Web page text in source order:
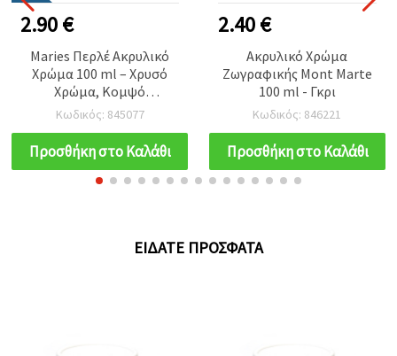
2.90 €
Maries Περλέ Ακρυλικό
Χρώμα 100 ml – Χρυσό
Χρώμα, Κομψό
Μεταλλικό Φινίρισμα για
Διακοσμητική Τέχνη,
Χειροτεχνίες &
Δημιουργικές DIY
Κατασκευές
Κωδικός: 845077
Προσθήκη στο Καλάθι
2.40 €
Ακρυλικό Χρώμα
Ζωγραφικής Mont Marte
100 ml - Γκρι
Κωδικός: 846221
Προσθήκη στο Καλάθι
ΕΊΔΑΤΕ ΠΡΌΣΦΑΤΑ